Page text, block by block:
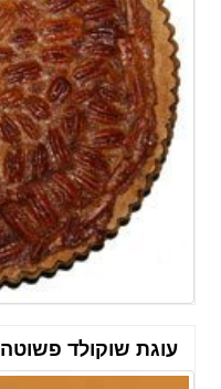
עוגת שוקולד פשוטה